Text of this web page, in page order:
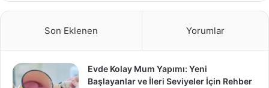
Son Eklenen Yorumlar
Evde Kolay Mum Yapımı: Yeni
Başlayanlar ve İleri Seviyeler İçin Rehber